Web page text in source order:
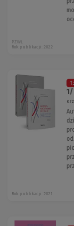
PZWL
Rok publikacji: 2022
-
Rok publikacji: 2021